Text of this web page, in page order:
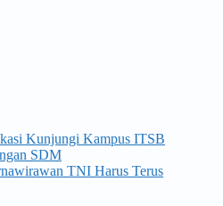
Kunjungi Kampus ITSB
SDM
TNI Harus Terus